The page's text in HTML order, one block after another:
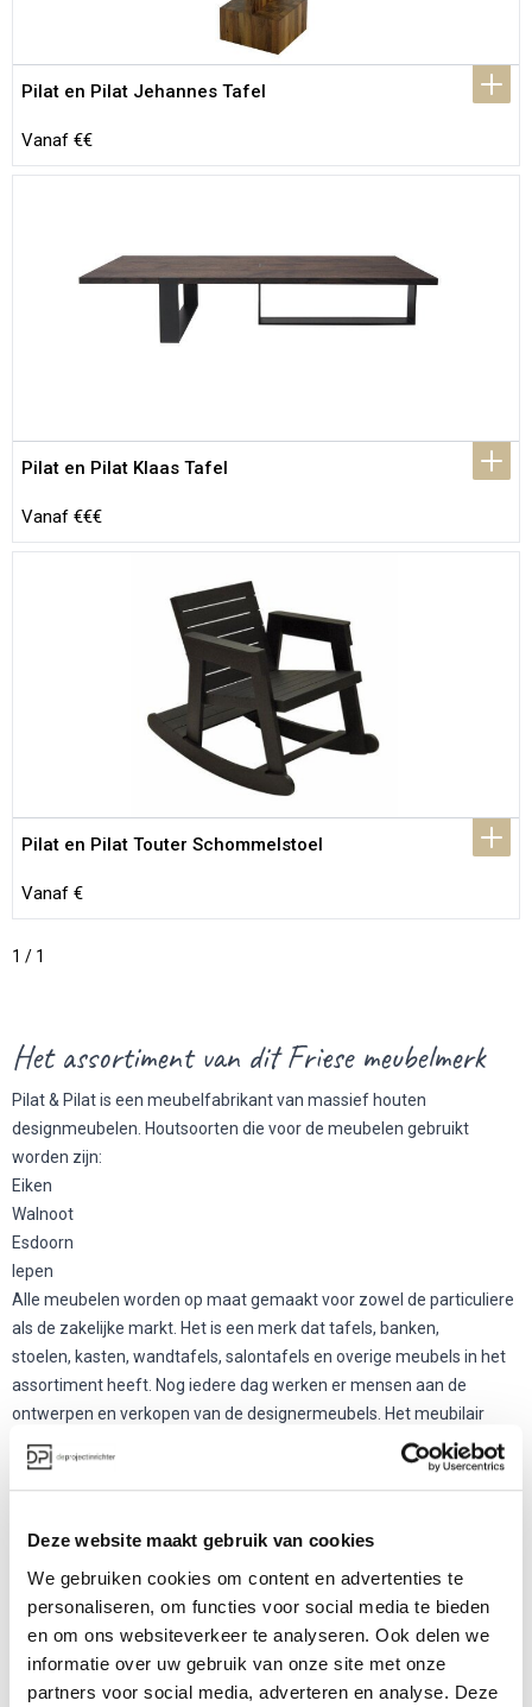
Deze website maakt gebruik van cookies
We gebruiken cookies om content en advertenties te
personaliseren, om functies voor social media te bieden
en om ons websiteverkeer te analyseren. Ook delen we
informatie over uw gebruik van onze site met onze
partners voor social media, adverteren en analyse. Deze
Pilat en Pilat Jehannes Tafel
Vanaf €€
Pilat en Pilat Klaas Tafel
Vanaf €€€
Pilat en Pilat Touter Schommelstoel
Vanaf €
1 / 1
Het assortiment van dit Friese meubelmerk
Pilat & Pilat is een meubelfabrikant van massief houten
designmeubelen. Houtsoorten die voor de meubelen gebruikt
worden zijn:
Eiken
Walnoot
Esdoorn
Iepen
Alle meubelen worden op maat gemaakt voor zowel de particuliere
als de zakelijke markt. Het is een merk dattafels, banken,
stoelen, kasten, wandtafels, salontafels en overige meubels in het
assortiment heeft. Nog iedere dag werken er mensen aan de
ontwerpen en verkopen van de designermeubels. Het meubilair
wordt gemaakt in Bosnië, waar een fabriek staat en
ambachtsmensen werken aan de beste kwaliteitsproducten. Er
reeds genoemde collectie heeft het merk ook een lijn voor
kindermeubels. Deze heet Warber en is opgestart door de oudste
dochter van Gjalt Pilat, Kristien Pilat. Zij ging in 2001 bij het bedrijf
aan de slag.
Interesse in dit merk?